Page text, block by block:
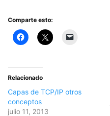
Comparte esto:
Relacionado
Capas de TCP/IP otros
conceptos
julio 11, 2013